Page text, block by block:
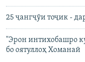
25 ҷангҷӯи тоҷик -
"Эрон интихобашро
бо оятуллоҳ Хоманаӣ